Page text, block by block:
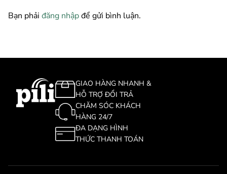
Bạn phải đăng nhậpđể gửi bình luận.
GIAO HÀNG NHANH &
HỖ TRỢ ĐỔI TRẢ
CHĂM SÓC KHÁCH
HÀNG 24/7
ĐA DẠNG HÌNH
THỨC THANH TOÁN